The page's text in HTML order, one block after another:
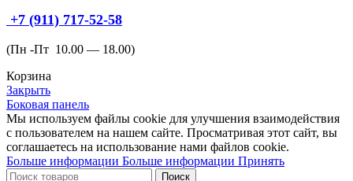
+7 (911) 717-52-58
(Пн -Пт 10.00 — 18.00)
Корзина
Закрыть
Боковая панель
Мы используем файлы cookie для улучшения взаимодействия
с пользователем на нашем сайте. Просматривая этот сайт, вы
соглашаетесь на использование нами файлов cookie.
Больше информации Больше информации Принять
Поиск